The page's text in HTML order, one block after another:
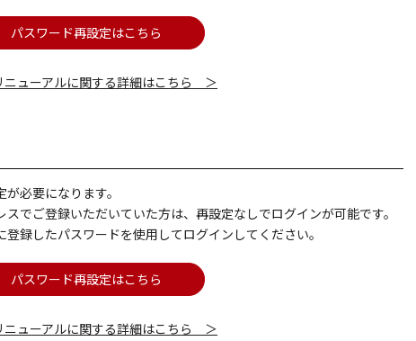
パスワード再設定はこちら
ニューアルに関する詳細はこちら ＞
必要になります。
でご登録いただいていた方は、再設定なしでログインが可能です。
録したパスワードを使用してログインしてください。
パスワード再設定はこちら
ニューアルに関する詳細はこちら ＞